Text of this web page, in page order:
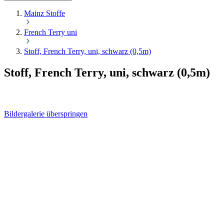
Mainz Stoffe
French Terry uni
Stoff, French Terry, uni, schwarz (0,5m)
Stoff, French Terry, uni, schwarz (0,5m)
Bildergalerie überspringen